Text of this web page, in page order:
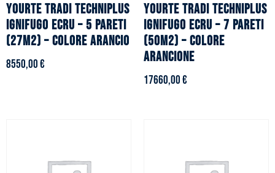
YOURTE TRADI TECHNIPLUS
ignifugo ecru – 5 pareti
(27m2) – Colore arancio
8550,00€
YOURTE TRADI TECHNIPLUS
ignifugo ecru – 7 pareti
(50m2) – Colore
arancione
17660,00€